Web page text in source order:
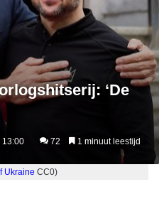
‘De
13:00 72 1 minuut leestijd
Ukraine CC0)